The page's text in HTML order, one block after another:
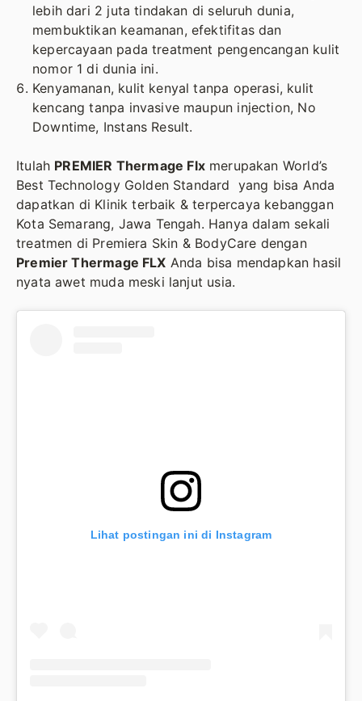
lebih dari 2 juta tindakan di seluruh dunia,
membuktikan keamanan, efektifitas dan
kepercayaan pada treatment pengencangan kulit
nomor 1 di dunia ini.
Kenyamanan, kulit kenyal tanpa operasi, kulit
kencang tanpa invasive maupun injection, No
Downtime, Instans Result.
Itulah PREMIER Thermage Flxmerupakan World’s
Best Technology Golden Standard yang bisa Anda
dapatkan di Klinik terbaik & terpercaya kebanggan
Kota Semarang, Jawa Tengah. Hanya dalam sekali
treatmen di Premiera Skin & BodyCare dengan
Premier Thermage FLX Anda bisa mendapkan hasil
nyata awet muda meski lanjut usia.
Lihat postingan ini di Instagram